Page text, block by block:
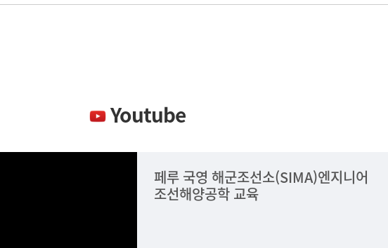
Youtube
페루 국영 해군조선소(SIMA)엔지니어
조선해양공학 교육